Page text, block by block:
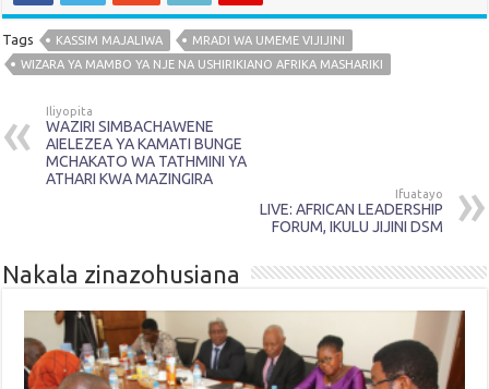
Tags KASSIM MAJALIWA
MRADI WA UMEME VIJIJINI
WIZARA YA MAMBO YA NJE NA USHIRIKIANO AFRIKA MASHARIKI
Iliyopita
WAZIRI SIMBACHAWENE
AIELEZEA YA KAMATI BUNGE
MCHAKATO WA TATHMINI YA
ATHARI KWA MAZINGIRA
Ifuatayo
LIVE: AFRICAN LEADERSHIP
FORUM, IKULU JIJINI DSM
Nakala zinazohusiana